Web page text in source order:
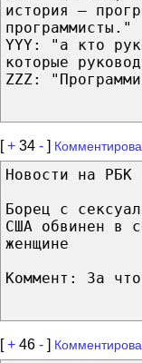
история —
программисты."
YYY: "а кто
которые
ZZZ:
[+ 34 - ]
Новости на РБК
Борец с
США обвинен в
женщине
Коммент: За
[+ 46 - ]